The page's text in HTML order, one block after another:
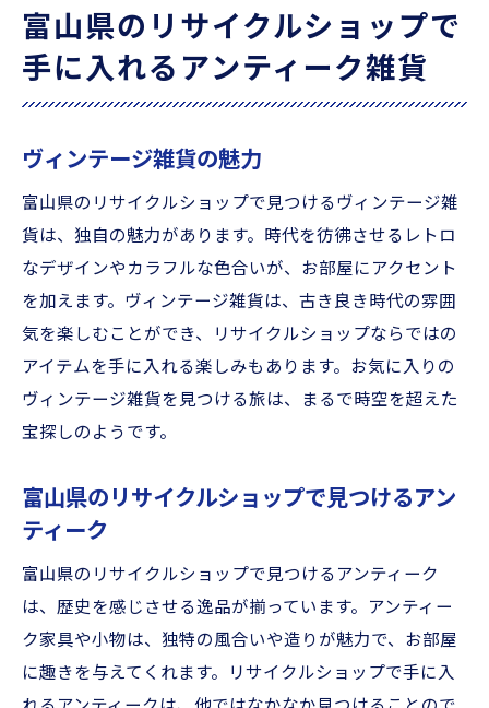
富山県のリサイクルショップで
手に入れるアンティーク雑貨
ヴィンテージ雑貨の魅力
富山県のリサイクルショップで見つけるヴィンテージ雑
貨は、独自の魅力があります。時代を彷彿させるレトロ
なデザインやカラフルな色合いが、お部屋にアクセント
を加えます。ヴィンテージ雑貨は、古き良き時代の雰囲
気を楽しむことができ、リサイクルショップならではの
アイテムを手に入れる楽しみもあります。お気に入りの
ヴィンテージ雑貨を見つける旅は、まるで時空を超えた
宝探しのようです。
富山県のリサイクルショップで見つけるアン
ティーク
富山県のリサイクルショップで見つけるアンティーク
は、歴史を感じさせる逸品が揃っています。アンティー
ク家具や小物は、独特の風合いや造りが魅力で、お部屋
に趣きを与えてくれます。リサイクルショップで手に入